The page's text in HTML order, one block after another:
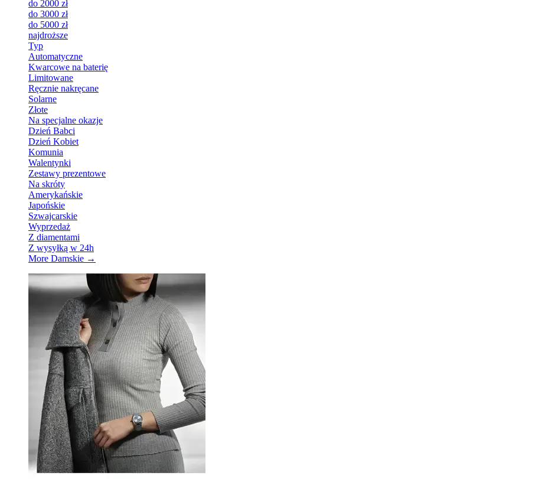
do 2000 zł
do 3000 zł
do 5000 zł
najdroższe
Typ
Automatyczne
Kwarcowe na baterię
Limitowane
Ręcznie nakręcane
Solarne
Złote
Na specjalne okazje
Dzień Babci
Dzień Kobiet
Komunia
Walentynki
Zestawy prezentowe
Na skróty
Amerykańskie
Japońskie
Szwajcarskie
Wyprzedaż
Z diamentami
Z wysyłką w 24h
More Damskie →